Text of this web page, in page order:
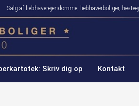
Salg af liebhaverejendomme, liebhaverboliger,
Skriv dig op Kontakt